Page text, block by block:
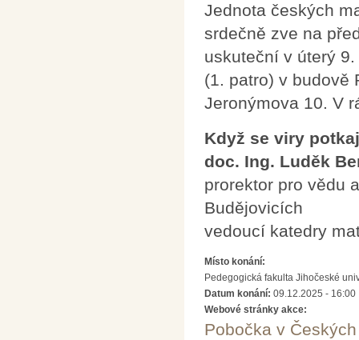
Jednota českých
srdečně zve na
uskuteční v úterý
(1. patro) v budově
Jeronýmova 10. V
Když se viry
doc. Ing. Luděk
prorektor pro vědu
Budějovicích
vedoucí katedry
Místo konání:
Pedegogická fakulta Jihočeské
Datum konání: 09.12.2025 - 16:00
Webové stránky akce:
Pobočka v